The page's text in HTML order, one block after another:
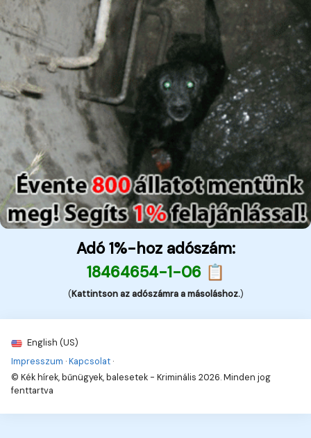
Adó 1%-hoz adószám:
18464654-1-06 📋
(Kattintson az adószámra a másoláshoz.)
English (US)
Impresszum ·Kapcsolat ·
© Kék hírek, bűnügyek, balesetek - Kriminális 2026. Minden jog
fenttartva